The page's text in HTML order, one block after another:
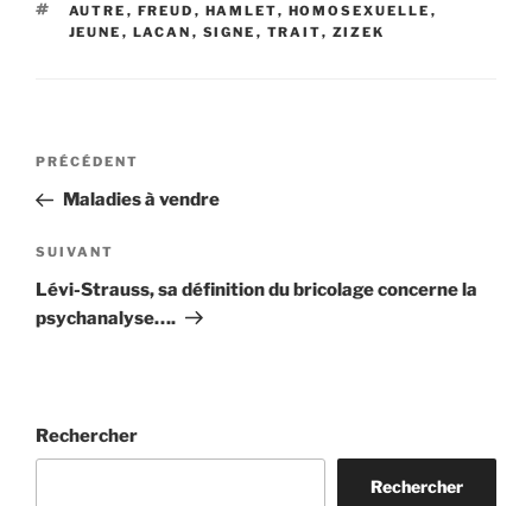
ÉTIQUETTES
AUTRE , FREUD , HAMLET, HOMOSEXUELLE ,
JEUNE , LACAN , SIGNE , TRAIT, ZIZEK
Navigation
l’article
Article
précédent
PRÉCÉDENT
Maladies à vendre
Article
suivant
SUIVANT
Lévi-Strauss, sa définition du bricolage concerne la
psychanalyse….
Rechercher
Rechercher